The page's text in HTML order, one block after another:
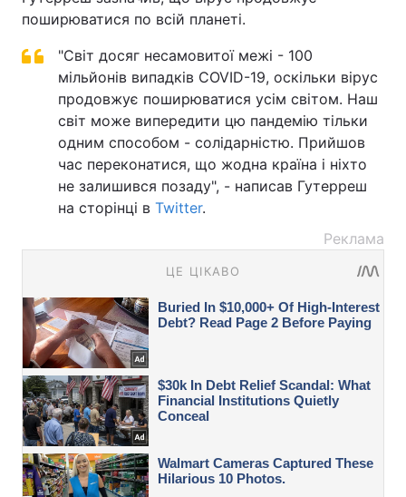
поширюватися по всій планеті.
"Світ досяг несамовитої межі - 100
мільйонів випадків COVID-19, оскільки вірус
продовжує поширюватися усім світом. Наш
світ може випередити цю пандемію тільки
одним способом - солідарністю. Прийшов
час переконатися, що жодна країна і ніхто
не залишився позаду", - написав Гутерреш
на сторінці в Twitter.
Реклама